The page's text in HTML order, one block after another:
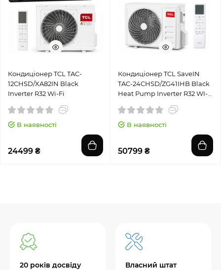
Кондиціонер TCL TAC-
12CHSD/XA82IN Black
Inverter R32 Wi-Fi
В наявності
24499 ₴
Кондиціонер TCL SaveIN
TAC-24CHSD/ZG41IHB Black
Heat Pump Inverter R32 WI-
В наявності
50799 ₴
20 років досвіду
Власний штат